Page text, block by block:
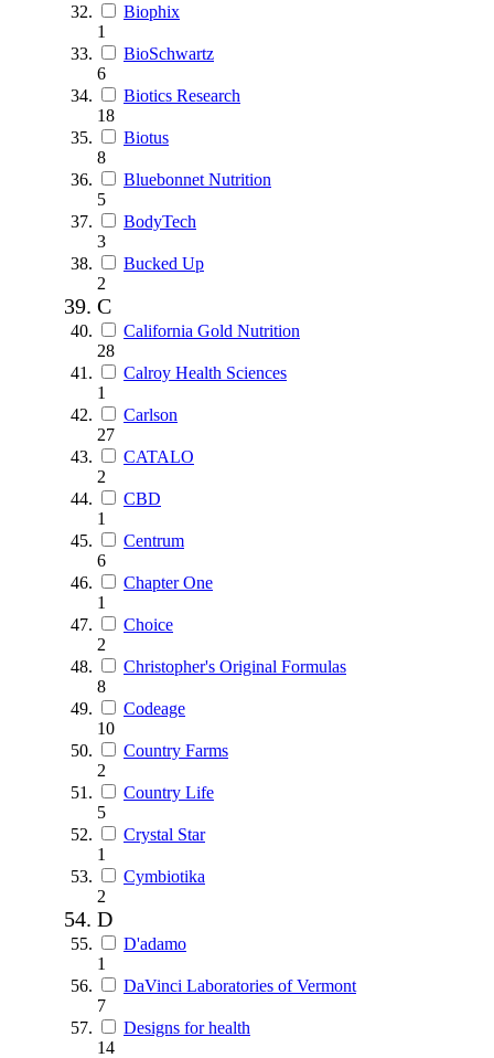
Biophix
1
BioSchwartz
6
Biotics Research
18
Biotus
8
Bluebonnet Nutrition
5
BodyTech
3
Bucked Up
2
C
California Gold Nutrition
28
Calroy Health Sciences
1
Carlson
27
CATALO
2
CBD
1
Centrum
6
Chapter One
1
Choice
2
Christopher's Original Formulas
8
Codeage
10
Country Farms
2
Country Life
5
Crystal Star
1
Cymbiotika
2
D
D'adamo
1
DaVinci Laboratories of Vermont
7
Designs for health
14